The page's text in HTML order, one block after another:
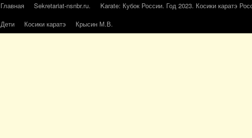
Главная Sekretariat-nsnbr.ru. Karate: Кубок России. Год 2023. Косики каратэ
Дети
Косики каратэ Крысин М.В.